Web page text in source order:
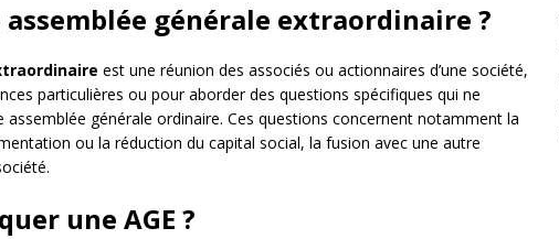
assemblée générale extraordinaire ?
est une réunion des associés ou actionnaires d’une société,
particulières ou pour aborder des questions spécifiques qui ne
assemblée générale ordinaire. Ces questions concernent notamment la
ou la réduction du capital social, la fusion avec une autre
une AGE ?